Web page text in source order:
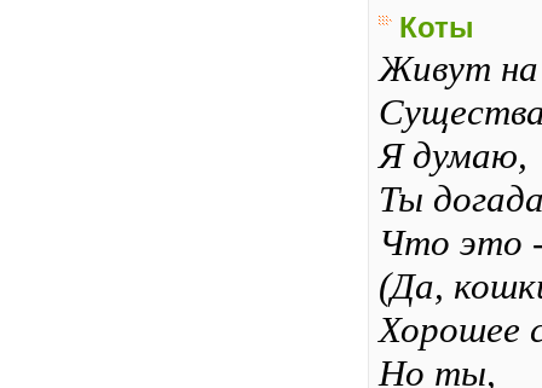
Коты
Живут на
Я думаю,
Ты
Что это
(Да,
Хорошее
Но ты,